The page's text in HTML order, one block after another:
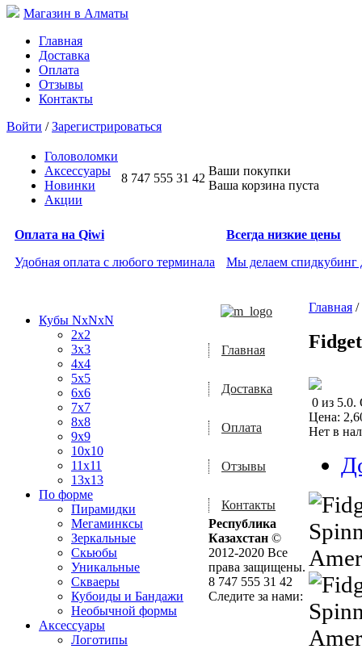
Магазин в Алматы
Главная
Доставка
Оплата
Отзывы
Контакты
Войти /Зарегистрироваться
Головоломки
Аксессуары
Новинки
Акции
8 747 555 31 42
Ваши покупки
Ваша корзина пуста
Оплата на Qiwi
Удобная оплата с любого терминала
Всегда низкие цены
Мы делаем спидкубинг
Кубы NxNxN
2x2
3x3
4x4
5x5
6x6
7x7
8x8
9x9
10x10
11x11
13x13
По форме
Пирамидки
Мегаминксы
Зеркальные
Скьюбы
Уникальные
Скваеры
Кубоиды и Бандажи
Необычной формы
Аксессуары
Логотипы
Главная /
0 из 5.0.
Цена:
Нет в
Главная
Доставка
Оплата
Отзывы
Контакты
Республика
Казахстан ©
2012-2020 Все
права защищены.
8 747 555 31 42
Следите за нами: